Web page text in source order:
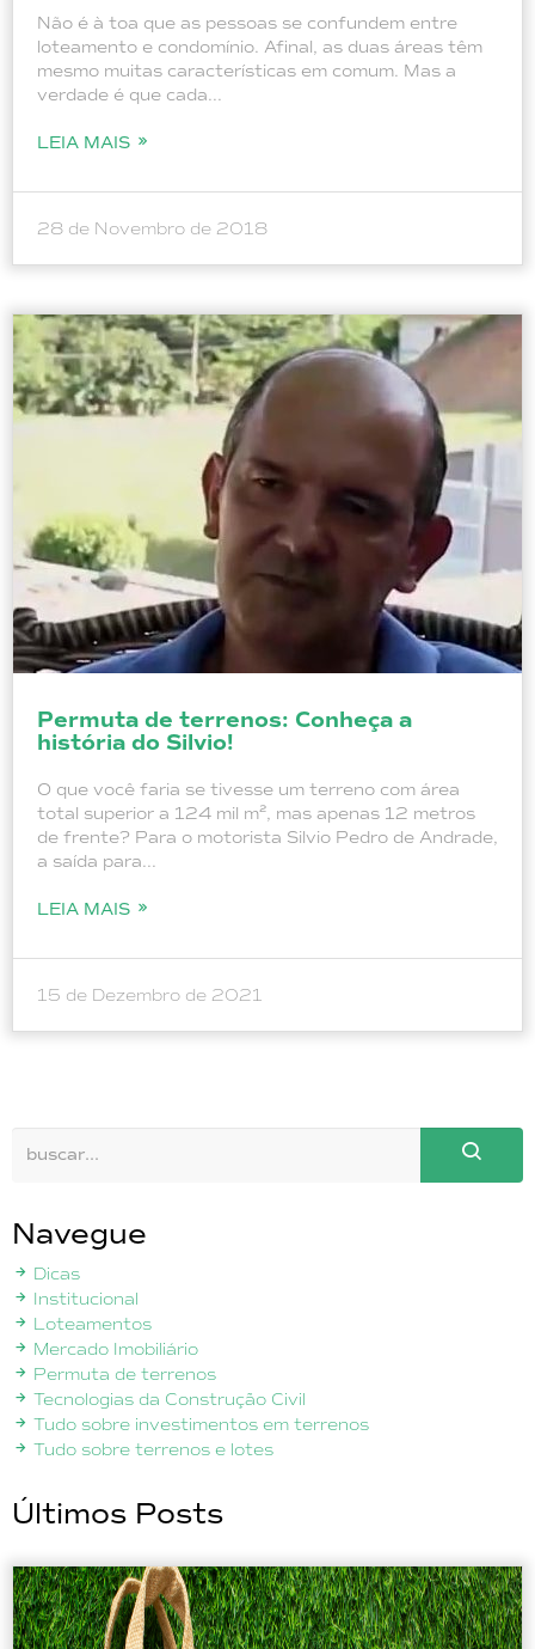
Não é à toa que as pessoas se confundem entre
loteamento e condomínio. Afinal, as duas áreas têm
mesmo muitas características em comum. Mas a
verdade é que cada...
LEIA MAIS
28 de Novembro de 2018
Permuta de terrenos: Conheça a
história do Silvio!
O que você faria se tivesse um terreno com área
total superior a 124 mil m², mas apenas 12 metros
de frente? Para o motorista Silvio Pedro de Andrade,
a saída para...
LEIA MAIS
15 de Dezembro de 2021
Navegue
Dicas
Institucional
Loteamentos
Mercado Imobiliário
Permuta de terrenos
Tecnologias da Construção Civil
Tudo sobre investimentos em terrenos
Tudo sobre terrenos e lotes
Últimos Posts